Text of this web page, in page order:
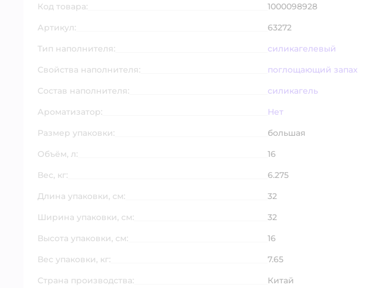
Код товара:
1000098928
Артикул:
63272
Тип наполнителя:
силикагелевый
Свойства наполнителя:
поглощающий запах
Состав наполнителя:
силикагель
Ароматизатор:
Нет
Размер упаковки:
большая
Объём, л:
16
Вес, кг:
6.275
Длина упаковки, см:
32
Ширина упаковки, см:
32
Высота упаковки, см:
16
Вес упаковки, кг:
7.65
Страна производства:
Китай